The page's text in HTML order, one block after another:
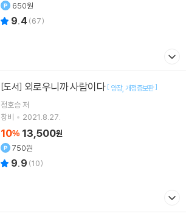
650원
9.4 (67)
[도서] 외로우니까 사람이다 [ 양장 개정증보판]
정호승저
창비
2021.8.27.
10% 13,500원
750원
9.9 (10)